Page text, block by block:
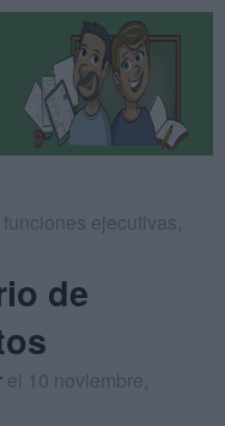
funciones ejecutivas,
de
el 10 noviembre,